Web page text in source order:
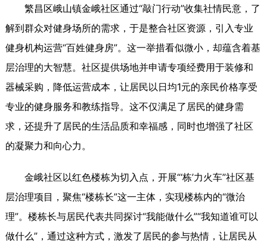
繁昌区峨山镇金峨社区通过“敲门行动”收集社情民意，了
解到群众对健身场所的需求，于是整合社区资源，引入专业
健身机构运营“百姓健身房”。这一举措看似微小，却蕴含着基
层治理的大智慧。社区提供场地并申请专项经费用于装修和
器械采购，降低运营成本，让居民以日均1元的亲民价格享受
专业的健身服务和教练指导。这不仅满足了居民的健身需
求，还提升了居民的生活品质和幸福感，同时也增强了社区
的凝聚力和向心力。
金峨社区以红色楼栋为切入点，开展“‘栋’力火车”社区基
层治理项目，聚焦“楼栋长”这一主体，实现楼栋内的“微治
理”。楼栋长与居民代表共同探讨“我能做什么”“我知道谁可以
做什么”，通过这种方式，激发了居民的参与热情，让居民从